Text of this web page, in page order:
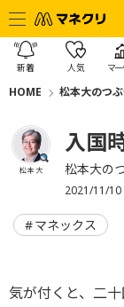
新着 人気 マー
HOME 松本大のつ
松本 大
入国
松本大の
2021/11/10
マネックス
気が付くと、二